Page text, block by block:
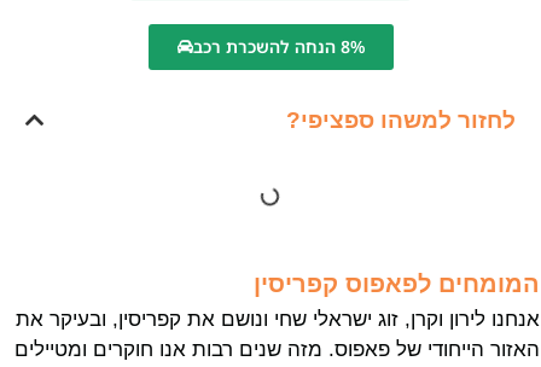
8% הנחה להשכרת רכב
לחזור למשהו ספציפי?
המומחים לפאפוס קפריסין
אנחנו לירון וקרן, זוג ישראלי שחי ונושם את קפריסין, ובעיקר את
האזור הייחודי של פאפוס. מזה שנים רבות אנו חוקרים ומטיילים